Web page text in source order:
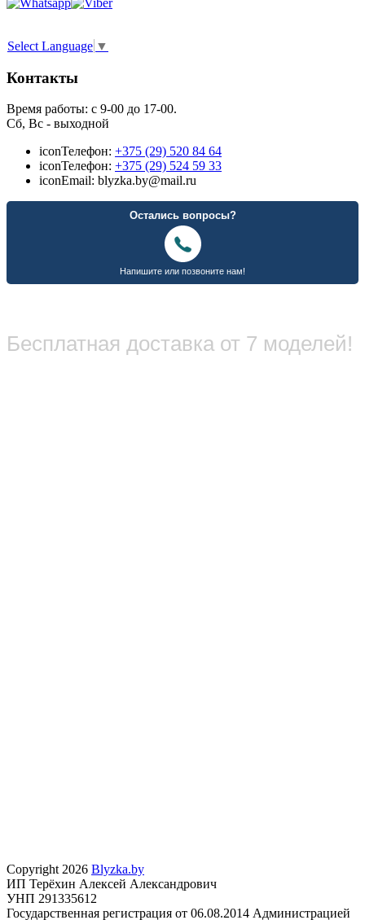
Select Language ▼
Контакты
Время работы: с 9-00 до 17-00.
Сб, Вс - выходной
iconТелефон: +375 (29) 520 84 64
iconТелефон: +375 (29) 524 59 33
iconEmail: blyzka.by@mail.ru
Бесплатная доставка от 7 моделей!
Copyright 2026 Blyzka.by
ИП Терёхин Алексей Александрович
УНП 291335612
Государственная регистрация от 06.08.2014 Администрацией